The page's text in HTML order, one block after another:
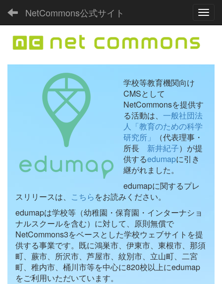
NetCommons公式サイト
学校等教育機関向け
CMSとして
NetCommonsを提供す
る活動は、 一般社団法
人「教育のための科学
研究所」
（代表理事・
所長 新井紀子）が提
供するedumapに引き
継がれました。
edumapに関するプレ
スリリースは、 こちらをお読みください。
edumapは学校等（幼稚園・保育園・インターナショ
ナルスクールを含む）に対して、原則無償で
NetCommons3をベースとした学校ウェブサイトを提
供する事業です。既に鴻巣市、伊東市、東根市、那須
町、蕨市、所沢市、芦屋市、紋別市、立山町、二宮
町、稚内市、桶川市等を中心に820校以上にedumap
をご利用いただいています。